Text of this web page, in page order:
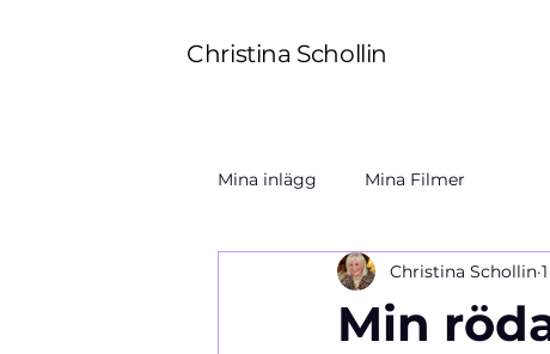
Christina Schollin
Mina inlägg Mina Filmer
Min
Christina Schollin